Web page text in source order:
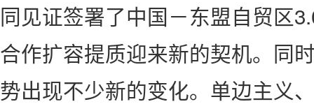
同见证签署了中国－东盟自贸区
合作扩容提质迎来新的契机。同
势出现不少新的变化。单边主义